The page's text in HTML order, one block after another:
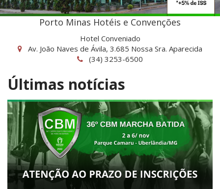
Porto Minas Hotéis e Convenções
Hotel Conveniado
Av. João Naves de Ávila, 3.685 Nossa Sra. Aparecida
(34) 3253-6500
Últimas notícias